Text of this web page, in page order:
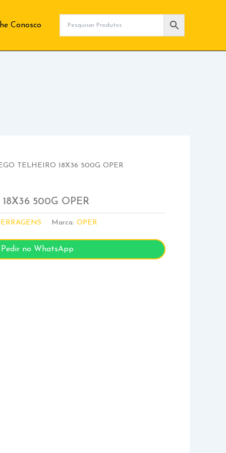
Conosco
TELHEIRO 18X36 500G OPER
500G OPER
Marca:OPER
Pedir no WhatsApp